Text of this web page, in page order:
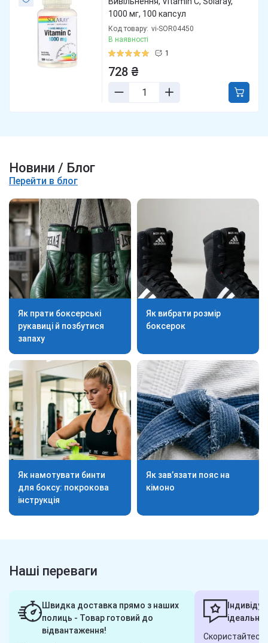
1000 мг, 100 капсул
Код товару: vi-SOR04450
В наявності
1
728 ₴
Новини / Блог
Перейти в блог
Як прати боксерські
рукавиці й позбутися
запаху
Як вибрати розмір
боксерок
Як намотувати бинти
для боксу: покрокова
інструкція
Як зав’язати пояс на
кімоно
Наші переваги
Швидка доставка прямо з наших
полиць - Товар готовий до
відвантаження!
Скористайтеся